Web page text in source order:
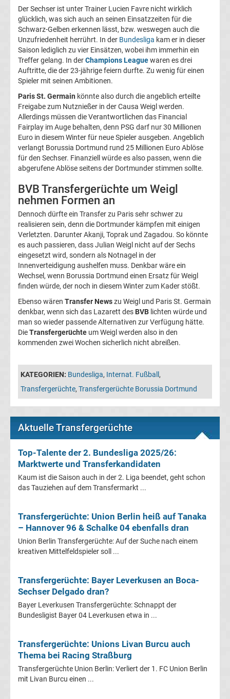
Süper
Lig
Internat.
Fußball
UEFA
Youth
League
Fußball
WM
Fußball
EM
Frauenfußball
Amateurfußball
Transfergerüchte
-
Meldungen
Transfermarkt
Bundesliga
Porträts
Fußball
Bundesliga
2.
Liga
Der Sechser ist unter Trainer Lucien Favre nicht wirklich
glücklich, was sich auch an seinen Einsatzzeiten für die
Schwarz-Gelben erkennen lässt, bzw. weswegen auch die
Unzufriedenheit herrührt. In der Bundesliga kam er in dieser
Saison lediglich zu vier Einsätzen, wobei ihm immerhin ein
Treffer gelang. In derChampions Leaguewaren es drei
Auftritte, die der 23-jährige feiern durfte. Zu wenig für einen
Spieler mit seinen Ambitionen.
Paris St. Germain könnte also durch die angeblich erteilte
Freigabe zum Nutznießer in der Causa Weigl werden.
Allerdings müssen die Verantwortlichen das Financial
Fairplay im Auge behalten, denn PSG darf nur 30 Millionen
Euro in diesem Winter für neue Spieler ausgeben. Angeblich
verlangt Borussia Dortmund rund 25 Millionen Euro Ablöse
für den Sechser. Finanziell würde es also passen, wenn die
abgerufene Ablöse seitens der Dortmunder stimmen sollte.
BVB Transfergerüchte um Weigl
nehmen Formen an
Dennoch dürfte ein Transfer zu Paris sehr schwer zu
realisieren sein, denn die Dortmunder kämpfen mit einigen
Verletzten. Darunter Akanji, Toprak und Zagadou. So könnte
es auch passieren, dass Julian Weigl nicht auf der Sechs
eingesetzt wird, sondern als Notnagel in der
Innenverteidigung aushelfen muss. Denkbar wäre ein
Wechsel, wenn Borussia Dortmund einen Ersatz für Weigl
finden würde, der noch in diesem Winter zum Kader stößt.
Ebenso wären Transfer Newszu Weigl und Paris St. Germain
denkbar, wenn sich das Lazarett des BVB lichten würde und
man so wieder passende Alternativen zur Verfügung hätte.
DieTransfergerüchte um Weigl werden also in den
kommenden zwei Wochen sicherlich nicht abreißen.
KATEGORIEN: Bundesliga, Internat. Fußball,
Transfergerüchte, Transfergerüchte Borussia Dortmund
Aktuelle Transfergerüchte
Top-Talente der 2. Bundesliga 2025/26:
Marktwerte und Transferkandidaten
Kaum ist die Saison auch in der 2. Liga beendet, geht schon
das Tauziehen auf dem Transfermarkt ...
Transfergerüchte: Union Berlin heiß auf Tanaka
– Hannover 96 & Schalke 04 ebenfalls dran
Union Berlin Transfergerüchte: Auf der Suche nach einem
kreativen Mittelfeldspieler soll ...
Transfergerüchte: Bayer Leverkusen an Boca-
Sechser Delgado dran?
Bayer Leverkusen Transfergerüchte: Schnappt der
Bundesligist Bayer 04 Leverkusen etwa in ...
Transfergerüchte: Unions Livan Burcu auch
Thema bei Racing Straßburg
Transfergerüchte Union Berlin: Verliert der 1. FC Union Berlin
mit Livan Burcu einen ...